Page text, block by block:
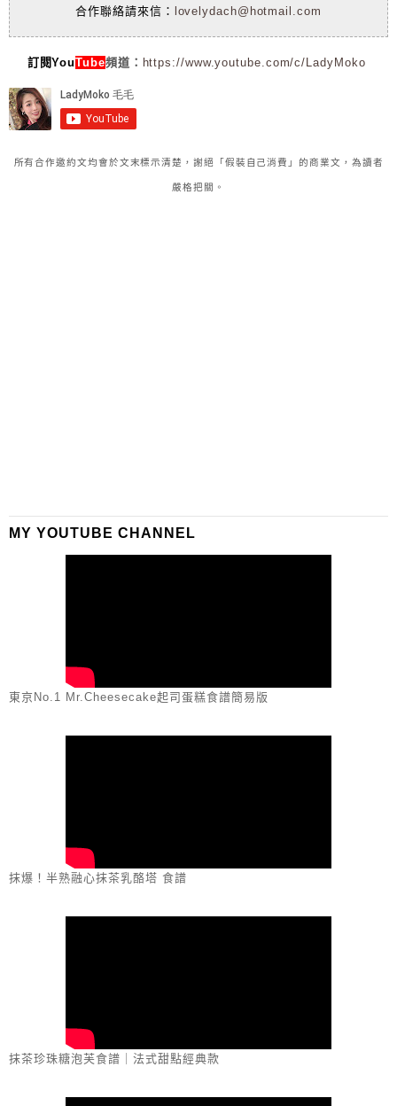
合作聯絡請來信： lovelydach@hotmail.com
訂閱YouTube頻道： https://www.youtube.com/c/LadyMoko
所有合作邀約文均會於文末標示清楚，謝絕「假裝自己消費」的商業文，為讀者
嚴格把關。
MY YOUTUBE CHANNEL
東京No.1 Mr.Cheesecake起司蛋糕食譜簡易版
抹爆！半熟融心抹茶乳酪塔 食譜
抹茶珍珠糖泡芙食譜｜法式甜點經典款